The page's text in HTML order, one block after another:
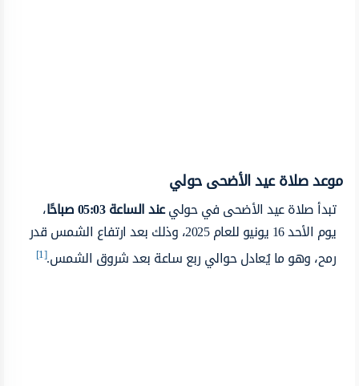
موعد صلاة عيد الأضحى حولي
تبدأ صلاة عيد الأضحى في حوليعند الساعة 05:03 صباحًا
،
يوم الأحد 16 يونيو للعام 2025، وذلك بعد ارتفاع الشمس قدر
رمح، وهو ما يُعادل حوالي ربع ساعة بعد شروق الشمس.[1]